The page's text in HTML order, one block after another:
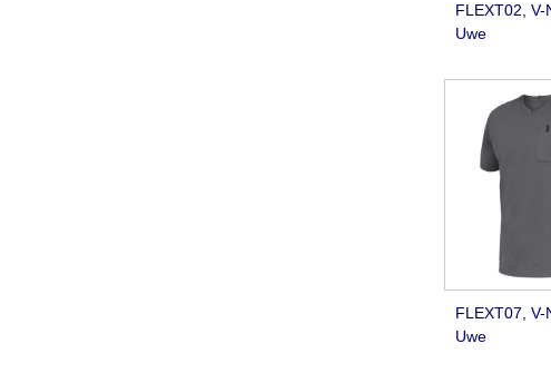
FLEXT02, V-
Uwe
FLEXT07, V-
Uwe